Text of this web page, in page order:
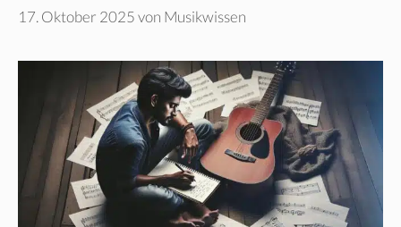
17. Oktober 2025von Musikwissen